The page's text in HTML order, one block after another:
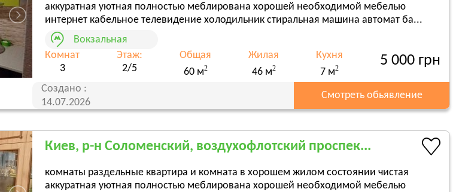
аккуратная уютная полностью меблирована хорошей необходимой мебелью
интернет кабельное телевидение холодильник стиральная машина автомат ба...
Вокзальная
Комнат
3
Этаж:
2/5
Общая
60 м2
Жилая
46 м2
Кухня
7 м2 5 000 грн
Создано :
14.07.2026
Смотреть обьявление
Киев, р-н Соломенский, воздухофлотский проспек...
комнаты раздельные квартира и комната в хорошем жилом состоянии чистая
аккуратная уютная полностью меблирована хорошей необходимой мебелью